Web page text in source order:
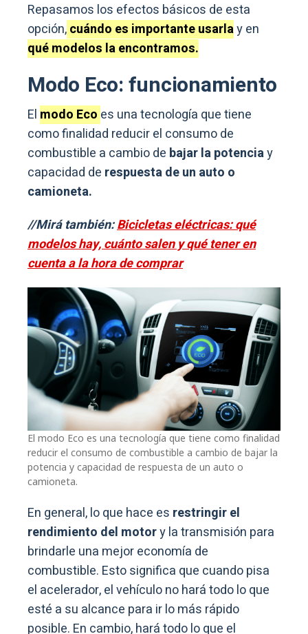
Repasamos los efectos básicos de esta
opción,cuándo es importante usarlay en
qué modelos la encontramos.
Modo Eco: funcionamiento
El modo Eco es una tecnología que tiene
como finalidad reducir el consumo de
combustible a cambio de bajar la potenciay
capacidad de respuesta de un auto o
camioneta.
//Mirá también:Bicicletas eléctricas: qué
modelos hay, cuánto salen y qué tener en
cuenta a la hora de comprar
El modo Eco es una tecnología que tiene como finalidad
reducir el consumo de combustible a cambio de bajar la
potencia y capacidad de respuesta de un auto o
camioneta.
En general, lo que hace es restringir el
rendimiento del motory la transmisión para
brindarle una mejor economía de
combustible. Esto significa que cuando pisa
el acelerador, el vehículo no hará todo lo que
esté a su alcance para ir lo más rápido
posible. En cambio, hará todo lo que el